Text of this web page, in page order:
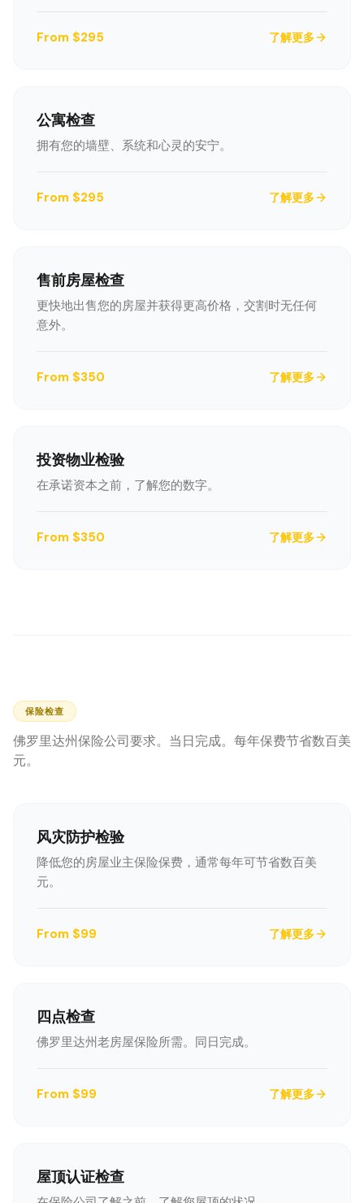
407-205-7228
From $295 了解更多
公寓检查
拥有您的墙壁、系统和心灵的安宁。
From $295 了解更多
售前房屋检查
更快地出售您的房屋并获得更高价格，交割时无任何
意外。
From $350 了解更多
投资物业检验
在承诺资本之前，了解您的数字。
From $350 了解更多
保险检查
佛罗里达州保险公司要求。当日完成。每年保费节省数百美
元。
风灾防护检验
降低您的房屋业主保险保费，通常每年可节省数百美
元。
From $99 了解更多
四点检查
佛罗里达州老房屋保险所需。同日完成。
From $99 了解更多
屋顶认证检查